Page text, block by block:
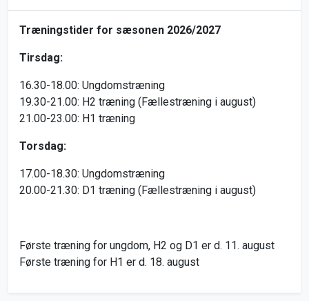
Træningstider for sæsonen 2026/2027
Tirsdag:
16.30-18.00: Ungdomstræning
19.30-21.00: H2 træning (Fællestræning i august)
21.00-23.00: H1 træning
Torsdag:
17.00-18.30: Ungdomstræning
20.00-21.30: D1 træning (Fællestræning i august)
Første træning for ungdom, H2 og D1 er d. 11. august
Første træning for H1 er d. 18. august